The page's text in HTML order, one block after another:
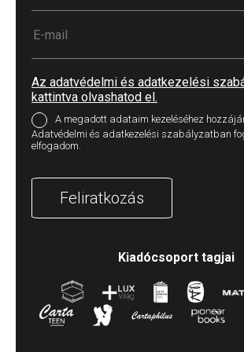
Az adatvédelmi és adatkezelési
kattintva olvashatod el.
A megadott adataim kezeléséhez
Adatvédelmi és adatkezelési szabályzatban foglaltakat
elfogadom.
Feliratkozás
Kiadócsoport tagjai